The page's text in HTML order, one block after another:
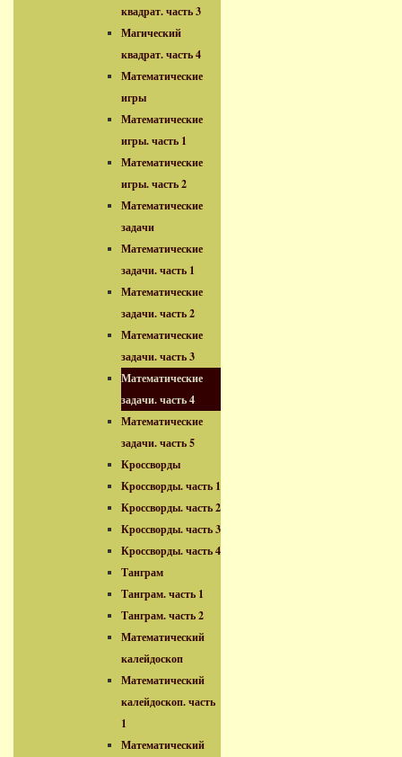
квадрат. часть 3
Магический
квадрат. часть 4
Математические
игры
Математические
игры. часть 1
Математические
игры. часть 2
Математические
задачи
Математические
задачи. часть 1
Математические
задачи. часть 2
Математические
задачи. часть 3
Математические
задачи. часть 4
Математические
задачи. часть 5
Кроссворды
Кроссворды. часть 1
Кроссворды. часть 2
Кроссворды. часть 3
Кроссворды. часть 4
Танграм
Танграм. часть 1
Танграм. часть 2
Математический
калейдоскоп
Математический
калейдоскоп. часть
1
Математический